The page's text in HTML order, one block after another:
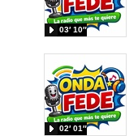
03′ 10″
02′ 01″